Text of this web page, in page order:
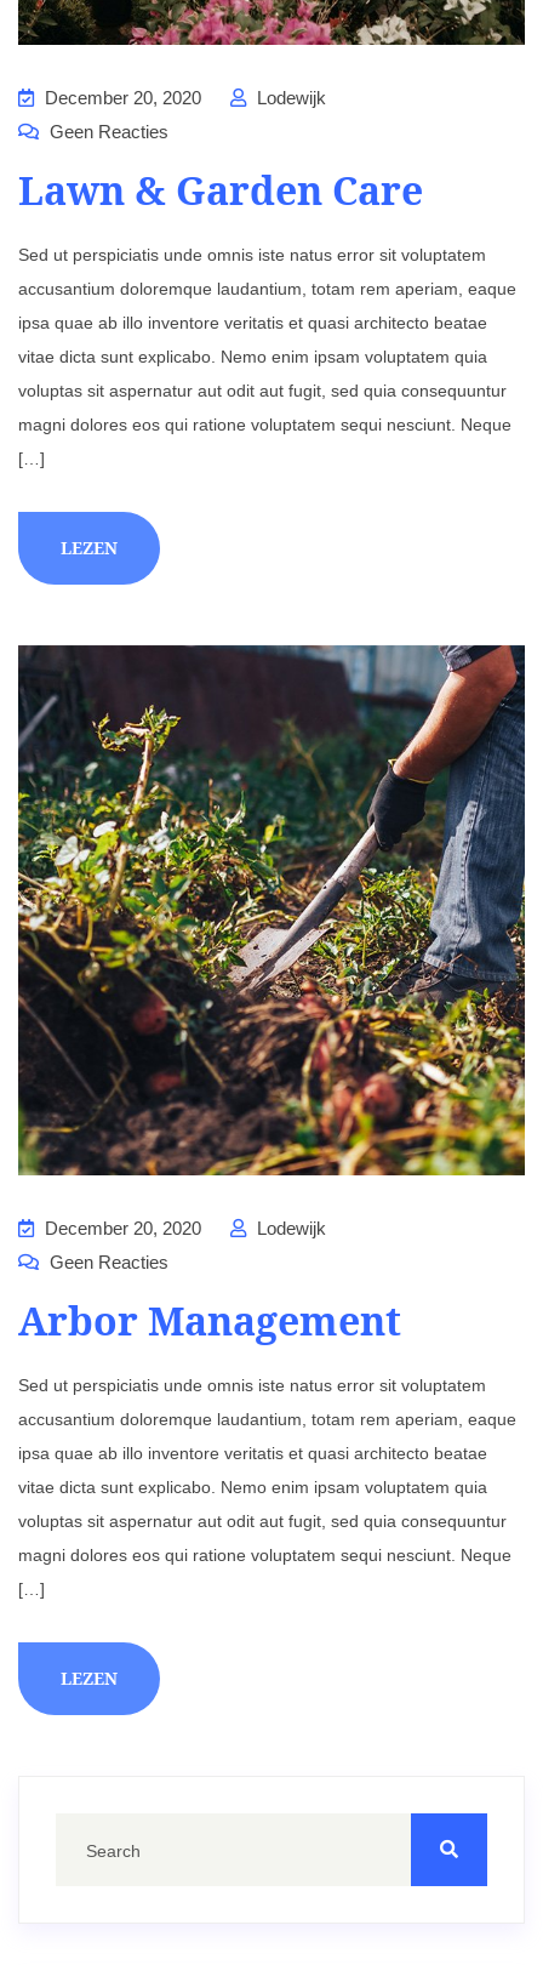
December 20, 2020
Lodewijk
Geen Reacties
Lawn & Garden Care
Sed ut perspiciatis unde omnis iste natus error sit voluptatem
accusantium doloremque laudantium, totam rem aperiam, eaque
ipsa quae ab illo inventore veritatis et quasi architecto beatae
vitae dicta sunt explicabo. Nemo enim ipsam voluptatem quia
voluptas sit aspernatur aut odit aut fugit, sed quia consequuntur
magni dolores eos qui ratione voluptatem sequi nesciunt. Neque
[…]
LEZEN
December 20, 2020
Lodewijk
Geen Reacties
Arbor Management
Sed ut perspiciatis unde omnis iste natus error sit voluptatem
accusantium doloremque laudantium, totam rem aperiam, eaque
ipsa quae ab illo inventore veritatis et quasi architecto beatae
vitae dicta sunt explicabo. Nemo enim ipsam voluptatem quia
voluptas sit aspernatur aut odit aut fugit, sed quia consequuntur
magni dolores eos qui ratione voluptatem sequi nesciunt. Neque
[…]
LEZEN